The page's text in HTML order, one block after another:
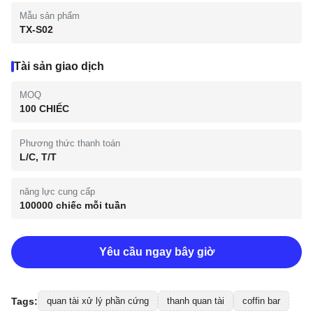
Mẫu sản phẩm
TX-S02
Tài sản giao dịch
MOQ
100 CHIẾC
Phương thức thanh toán
L/C, T/T
năng lực cung cấp
100000 chiếc mỗi tuần
Yêu cầu ngay bây giờ
Tags: quan tài xử lý phần cứng thanh quan tài coffin bar